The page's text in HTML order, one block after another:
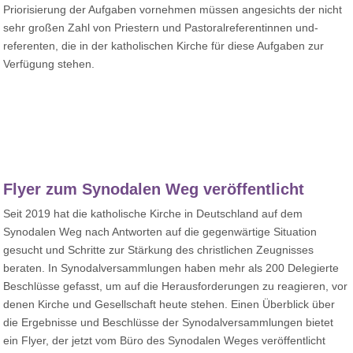
Priorisierung der Aufgaben vornehmen müssen angesichts der nicht
sehr großen Zahl von Priestern und Pastoralreferentinnen und-
referenten, die in der katholischen Kirche für diese Aufgaben zur
Verfügung stehen.
Flyer zum Synodalen Weg veröffentlicht
Seit 2019 hat die katholische Kirche in Deutschland auf dem
Synodalen Weg nach Antworten auf die gegenwärtige Situation
gesucht und Schritte zur Stärkung des christlichen Zeugnisses
beraten. In Synodalversammlungen haben mehr als 200 Delegierte
Beschlüsse gefasst, um auf die Herausforderungen zu reagieren, vor
denen Kirche und Gesellschaft heute stehen. Einen Überblick über
die Ergebnisse und Beschlüsse der Synodalversammlungen bietet
ein Flyer, der jetzt vom Büro des Synodalen Weges veröffentlicht